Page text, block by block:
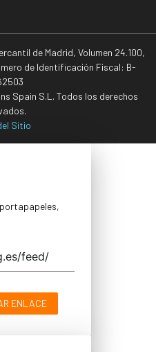
de Madrid, Volumen 24.100,
de Identificación Fiscal: B-
Spain S.L. Todos los derechos
Sitio
ENLACE